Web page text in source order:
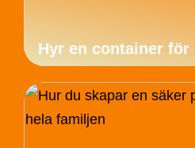
Hyr en container